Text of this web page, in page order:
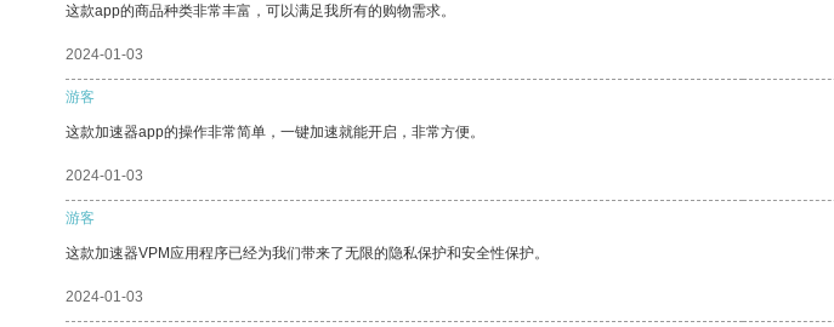
这款app的商品种类非常丰富，可以满足我所有的购物需求。
2024-01-03
游客
这款加速器app的操作非常简单，一键加速就能开启，非常方便。
2024-01-03
游客
这款加速器VPM应用程序已经为我们带来了无限的隐私保护和安全性保护。
2024-01-03